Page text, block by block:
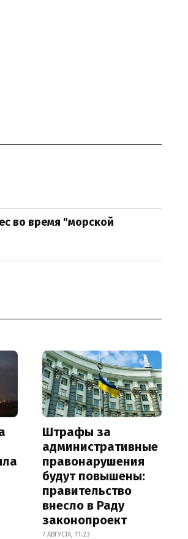
во время "морской
Штрафы за
административные
правонарушения
будут повышены:
правительство
внесло в Раду
законопроект
7 АВГУСТА, 11:23